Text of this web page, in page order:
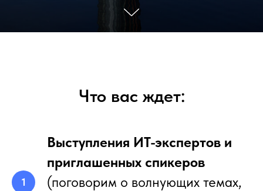
Что вас ждет:
Выступления ИТ-экспертов и
приглашенных спикеров
(поговорим о волнующих темах,